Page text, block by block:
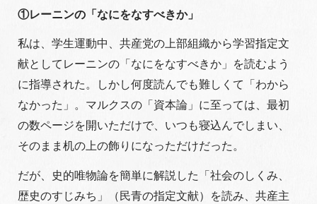
①レーニンの「なにをなすべきか」
私は、学生運動中、共産党の上部組織から学習指定文
献としてレーニンの「なにをなすべきか」を読むよう
に指導された。しかし何度読んでも難しくて「わから
なかった」。マルクスの「資本論」に至っては、最初
の数ページを開いただけで、いつも寝込んでしまい、
そのまま机の上の飾りになっただけだった。
だが、史的唯物論を簡単に解説した「社会のしくみ、
歴史のすじみち」（民青の指定文献）を読み、共産主